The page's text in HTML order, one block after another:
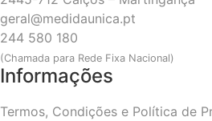
geral@medidaunica.pt
244 580 180
(Chamada para Rede Fixa Nacional)
Informações
Termos, Condições e Política de